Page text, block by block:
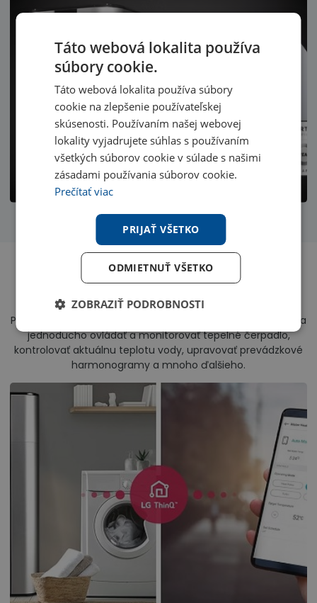
Inteligentné ovládanie
Pomocou aplikácie LG ThinQ pre smartfóny môžu užívatelia
jednoducho ovládať a monitorovať tepelné čerpadlo,
kontrolovať aktuálnu teplotu vody, upravovať prevádzkové
harmonogramy a mnoho ďalšieho.
Táto webová lokalita používa
súbory cookie.
Táto webová lokalita používa súbory
cookie na zlepšenie používateľskej
skúsenosti. Používaním našej webovej
lokality vyjadrujete súhlas s používaním
všetkých súborov cookie v súlade s našimi
zásadami používania súborov cookie.
Prečítať viac
PRIJAŤ VŠETKO
ODMIETNUŤ VŠETKO
ZOBRAZIŤ PODROBNOSTI